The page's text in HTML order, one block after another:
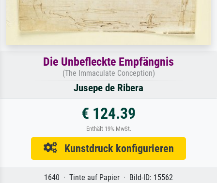
Die Unbefleckte Empfängnis
(The Immaculate Conception)
Jusepe de Ribera
€ 124.39
Enthält 19% MwSt.
Kunstdruck konfigurieren
1640 · Tinte auf Papier · Bild-ID: 15562